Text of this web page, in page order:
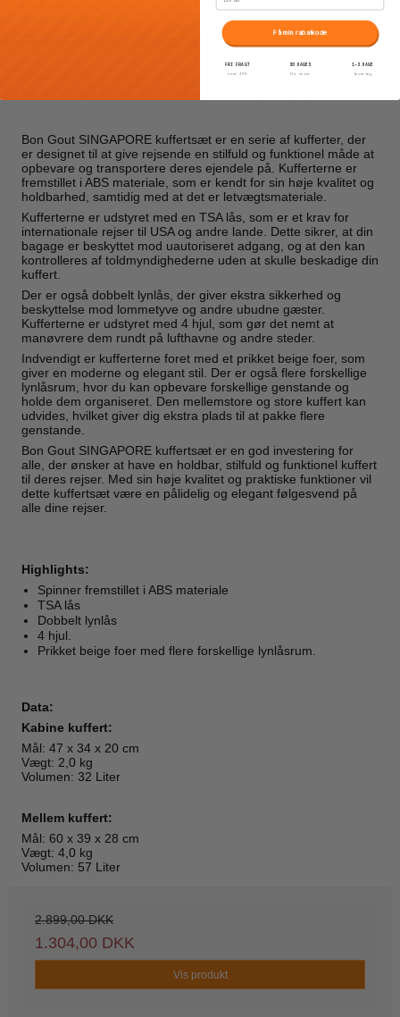
Bon Goût Singapore kuffertsæt kabine - mellem blå
Bon Gout SINGAPORE kuffertsæt er en serie af kufferter, der
er designet til at give rejsende en stilfuld og funktionel måde at
opbevare og transportere deres ejendele på. Kufferterne er
fremstillet i ABS materiale, som er kendt for sin høje kvalitet og
holdbarhed, samtidig med at det er letvægtsmateriale.
Kufferterne er udstyret med en TSA lås, som er et krav for
internationale rejser til USA og andre lande. Dette sikrer, at din
bagage er beskyttet mod uautoriseret adgang, og at den kan
kontrolleres af toldmyndighederne uden at skulle beskadige din
kuffert.
Der er også dobbelt lynlås, der giver ekstra sikkerhed og
beskyttelse mod lommetyve og andre ubudne gæster.
Kufferterne er udstyret med 4 hjul, som gør det nemt at
manøvrere dem rundt på lufthavne og andre steder.
Indvendigt er kufferterne foret med et prikket beige foer, som
giver en moderne og elegant stil. Der er også flere forskellige
lynlåsrum, hvor du kan opbevare forskellige genstande og
holde dem organiseret. Den mellemstore og store kuffert kan
udvides, hvilket giver dig ekstra plads til at pakke flere
genstande.
Bon Gout SINGAPORE kuffertsæt er en god investering for
alle, der ønsker at have en holdbar, stilfuld og funktionel kuffert
til deres rejser. Med sin høje kvalitet og praktiske funktioner vil
dette kuffertsæt være en pålidelig og elegant følgesvend på
alle dine rejser.
Highlights:
Spinner fremstillet i ABS materiale
TSA lås
Dobbelt lynlås
4 hjul.
Prikket beige foer med flere forskellige lynlåsrum.
Data:
Kabine kuffert:
Mål: 47 x 34 x 20 cm
Vægt: 2,0 kg
Volumen: 32 Liter
Mellem kuffert:
Mål: 60 x 39 x 28 cm
Vægt: 4,0 kg
Volumen: 57 Liter
2.899,00 DKK
1.304,00 DKK
Vis produkt
Få min rabatkode
FRI FRAGT
over 399
30 DAGES
fri retur
1–3 DAGE
levering